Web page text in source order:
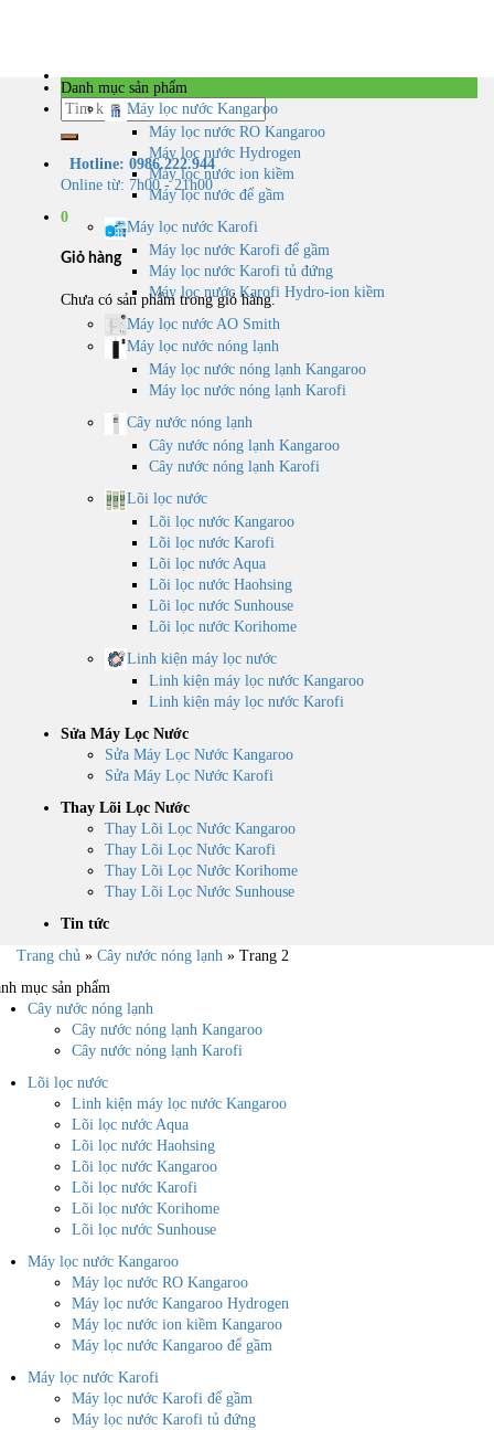
Tìm
Hotline: 0986.222.944
Online từ: 7h00 - 21h00
0
Giỏ hàng
Chưa có sản phẩm trong giỏ hàng.
Danh mục sản phẩm
Máy lọc nước Kangaroo
Máy lọc nước RO Kangaroo
Máy lọc nước Hydrogen
Máy lọc nước ion kiềm
Máy lọc nước để gầm
Máy lọc nước Karofi
Máy lọc nước Karofi để gầm
Máy lọc nước Karofi tủ đứng
Máy lọc nước Karofi Hydro-ion kiềm
Máy lọc nước AO Smith
Máy lọc nước nóng lạnh
Máy lọc nước nóng lạnh Kangaroo
Máy lọc nước nóng lạnh Karofi
Cây nước nóng lạnh
Cây nước nóng lạnh Kangaroo
Cây nước nóng lạnh Karofi
Lõi lọc nước
Lõi lọc nước Kangaroo
Lõi lọc nước Karofi
Lõi lọc nước Aqua
Lõi lọc nước Haohsing
Lõi lọc nước Sunhouse
Lõi lọc nước Korihome
Linh kiện máy lọc nước
Linh kiện máy lọc nước Kangaroo
Linh kiện máy lọc nước Karofi
Sửa Máy Lọc Nước
Sửa Máy Lọc Nước Kangaroo
Sửa Máy Lọc Nước Karofi
Thay Lõi Lọc Nước
Thay Lõi Lọc Nước Kangaroo
Thay Lõi Lọc Nước Karofi
Thay Lõi Lọc Nước Korihome
Thay Lõi Lọc Nước Sunhouse
Tin tức
Trang chủ » Cây nước nóng lạnh » Trang 2
mục sản phẩm
Cây nước nóng lạnh
Cây nước nóng lạnh Kangaroo
Cây nước nóng lạnh Karofi
Lõi lọc nước
Linh kiện máy lọc nước Kangaroo
Lõi lọc nước Aqua
Lõi lọc nước Haohsing
Lõi lọc nước Kangaroo
Lõi lọc nước Karofi
Lõi lọc nước Korihome
Lõi lọc nước Sunhouse
Máy lọc nước Kangaroo
Máy lọc nước RO Kangaroo
Máy lọc nước Kangaroo Hydrogen
Máy lọc nước ion kiềm Kangaroo
Máy lọc nước Kangaroo để gầm
Máy lọc nước Karofi
Máy lọc nước Karofi để gầm
Máy lọc nước Karofi tủ đứng